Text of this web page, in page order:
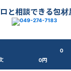
と相談できる包材
0
0円